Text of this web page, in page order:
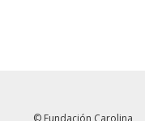
© Fundación Carolina